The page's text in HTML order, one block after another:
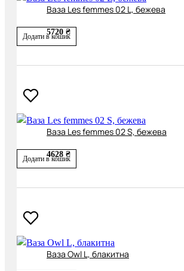
Ваза Les femmes 02 L, бежева
5720 ₴
Додати в кошик
Ваза Les femmes 02 S, бежева
4628 ₴
Додати в кошик
Ваза Owl L, блакитна